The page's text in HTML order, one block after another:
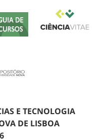
E TECNOLOGIA
DE LISBOA